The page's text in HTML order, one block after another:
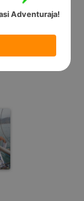
Adventuraja!